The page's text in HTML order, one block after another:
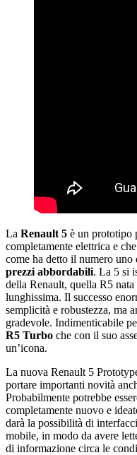
La Renault 5 è un prototipo
completamente elettrica e
come ha detto il numero
prezzi abbordabili. La 5 si
della Renault, quella R5
lunghissima. Il successo
semplicità e robustezza, ma
gradevole. Indimenticabile
R5 Turbo che con il suo
un’icona.
La nuova Renault 5
portare importanti novità
Probabilmente potrebbe
completamente nuovo e
darà la possibilità di
mobile, in modo da avere
di informazione circa le